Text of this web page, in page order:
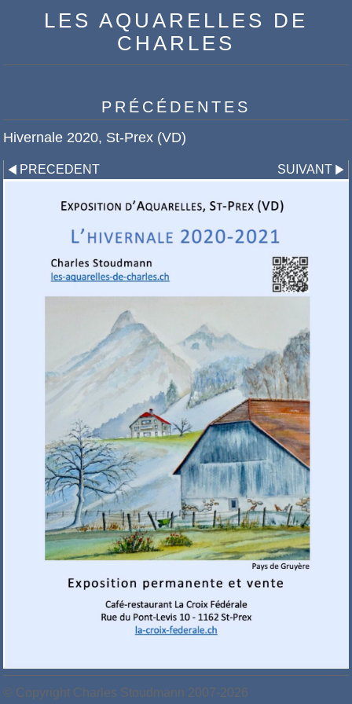
LES AQUARELLES DE
CHARLES
PRÉCÉDENTES
Hivernale 2020, St-Prex (VD)
PRECEDENT SUIVANT
© Copyright Charles Stoudmann 2007-2026